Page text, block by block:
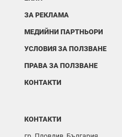
ЗА РЕКЛАМА
МЕДИЙНИ ПАРТНЬОРИ
УСЛОВИЯ ЗА ПОЛЗВАНЕ
ПРАВА ЗА ПОЛЗВАНЕ
КОНТАКТИ
КОНТАКТИ